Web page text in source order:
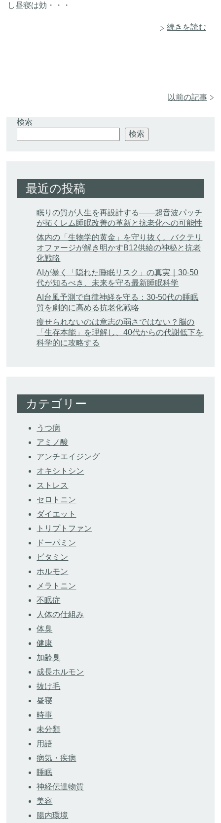
し昼寝は効・・・
続きを読む
以前の記事
検索
検索
最近の投稿
眠りの質が人生を再設計する——超音波パッチ
が拓くレム睡眠改善の革新と抗老化への可能性
体内の「生物学的黄金」を守り抜く。バクテリ
オファージが解き明かすB12供給の神秘と抗老
化戦略
AIが暴く「隠れた睡眠リスク」の真実｜30-50
代が知るべき、未来を守る最新睡眠科学
AI台風予測で自律神経を守る：30-50代の睡眠
質を劇的に高める抗老化戦略
痩せられないのは意志の弱さではない？脳の
「生存本能」を理解し、40代からの代謝低下を
科学的に攻略する
カテゴリー
うつ病
アミノ酸
アンチエイジング
オキシトシン
ストレス
セロトニン
ダイエット
トリプトファン
ドーパミン
ビタミン
ホルモン
メラトニン
不眠症
人体の仕組み
体臭
健康
加齢臭
成長ホルモン
抜け毛
昼寝
時事
未分類
用語
病気・疾病
睡眠
神経伝達物質
美容
腸内環境